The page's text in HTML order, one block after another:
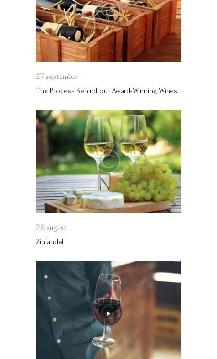
27september
The Process Behind our Award-Winning Wines
28 august
Zinfandel